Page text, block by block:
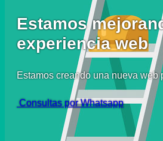
Estamos
experiencia web
Estamos creando una nueva web
Consultas por Whatsapp